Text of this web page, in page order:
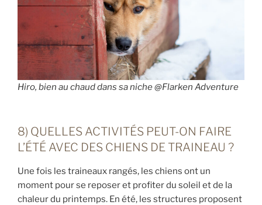
Hiro, bien au chaud dans sa niche @Flarken Adventure
8) QUELLES ACTIVITÉS PEUT-ON FAIRE
L’ÉTÉ AVEC DES CHIENS DE TRAINEAU ?
Une fois les traineaux rangés, les chiens ont un
moment pour se reposer et profiter du soleil et de la
chaleur du printemps. En été, les structures proposent